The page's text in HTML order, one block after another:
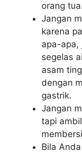
orang
Jangan
karena
apa-apa,
segelas
asam
dengan
gastrik.
Jangan
tapi
Bila